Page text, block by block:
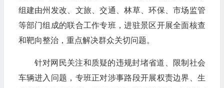
组建由州发改、文旅、交通、林草、环保、市场监管
等部门组成的联合工作专班，进驻景区开展全面核查
和靶向整治，重点解决群众关切问题。
针对网民关注和质疑的违规封堵省道、限制社会
车辆进入问题，专班正对涉事路段开展权责边界、生